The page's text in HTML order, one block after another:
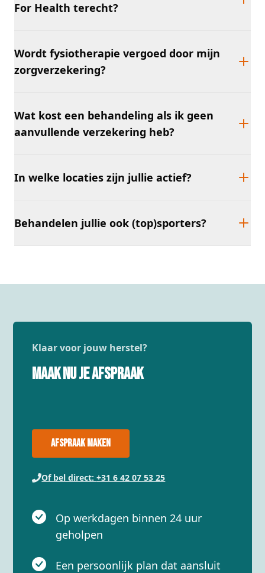
For Health terecht?
Wordt fysiotherapie vergoed door mijn
zorgverzekering?
Wat kost een behandeling als ik geen
aanvullende verzekering heb?
In welke locaties zijn jullie actief?
Behandelen jullie ook (top)sporters?
Klaar voor jouw herstel?
Maak nu je afspraak
Afspraak maken
Of bel direct:+31 6 42 07 53 25
Op werkdagen binnen 24 uur
geholpen
Een persoonlijk plan dat aansluit